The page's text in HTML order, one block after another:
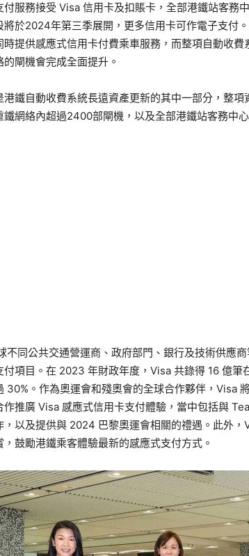
付服務接受 Visa 信用卡及扣賬卡，全部港鐵站客務
將於2024年第三季展開，更多信用卡可作電子支付
時提供感應式信用卡付費乘車服務，而整項自動收
閘機會完成全面提升。
港鐵自動收費系統長遠資產更新的其中一部分，整
網絡內超過2400部閘機，以及全部港鐵站客務中
不同公共交通營運商、政府部門、銀行及技術供應
付項目。在 2023 年財政年度，Visa 共錄得 16 億筆
30%。作為奧運會和殘奧會的全球合作夥伴，Visa
作推廣 Visa 感應式信用卡支付體驗，當中包括與
，以及提供與 2024 巴黎奧運會相關的禮遇。此外
鼓勵港鐵乘客體驗最新的感應式支付方式。